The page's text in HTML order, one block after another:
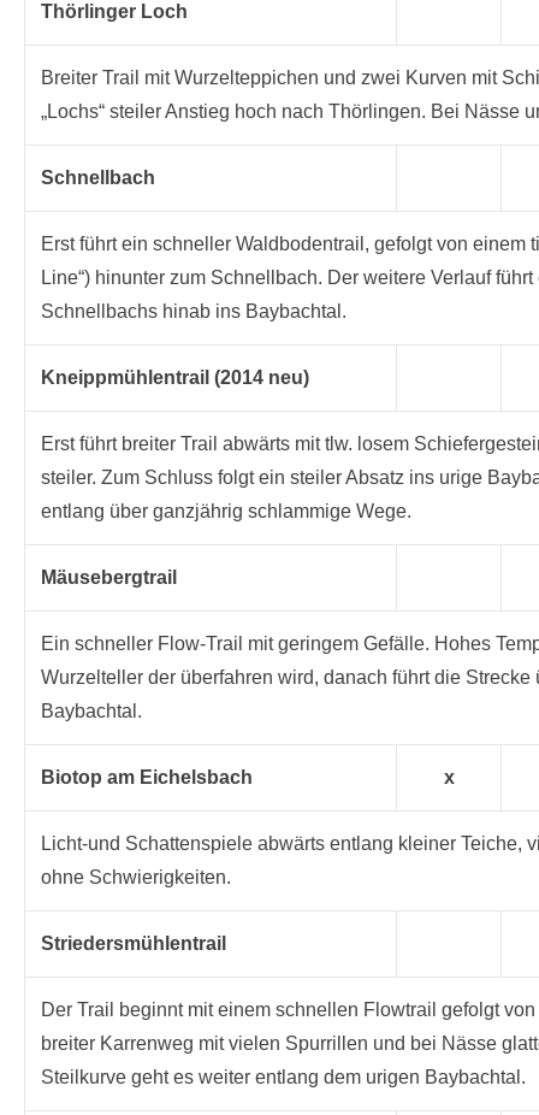
Thörlinger Loch
Breiter Trail mit Wurzelteppichen und zwei Kurven mit
„Lochs“ steiler Anstieg hoch nach Thörlingen. Bei Nässe
Schnellbach
Erst führt ein schneller Waldbodentrail, gefolgt von einem
Line“) hinunter zum Schnellbach. Der weitere Verlauf
Schnellbachs hinab ins Baybachtal.
Kneippmühlentrail (2014 neu)
Erst führt breiter Trail abwärts mit tlw. losem
steiler. Zum Schluss folgt ein steiler Absatz ins urige
entlang über ganzjährig schlammige Wege.
Mäusebergtrail
Ein schneller Flow-Trail mit geringem Gefälle. Hohes
Wurzelteller der überfahren wird, danach führt die
Baybachtal.
Biotop am Eichelsbach x
Licht-und Schattenspiele abwärts entlang kleiner Teiche,
ohne Schwierigkeiten.
Striedersmühlentrail
Der Trail beginnt mit einem schnellen Flowtrail gefolgt
breiter Karrenweg mit vielen Spurrillen und bei Nässe
Steilkurve geht es weiter entlang dem urigen Baybachtal.